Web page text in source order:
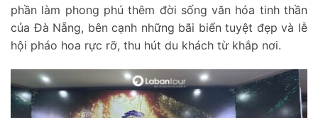
phần làm phong phú thêm đời sống văn hóa tinh thần
của Đà Nẵng, bên cạnh những bãi biển tuyệt đẹp và lễ
hội pháo hoa rực rỡ, thu hút du khách từ khắp nơi.